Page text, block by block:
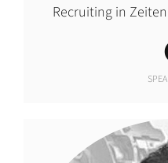
Recruiting in